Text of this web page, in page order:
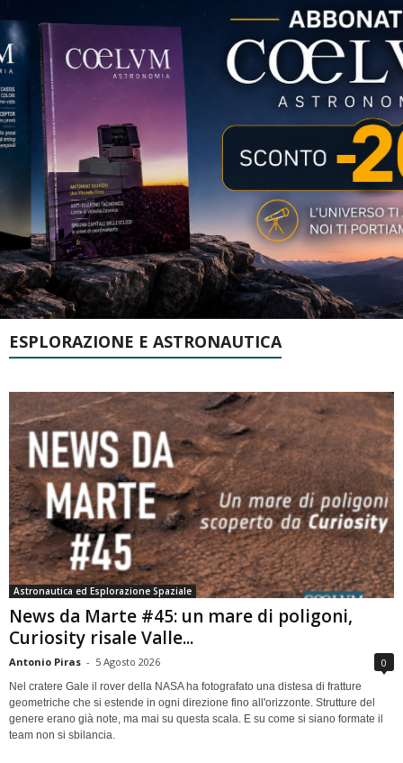
ESPLORAZIONE E ASTRONAUTICA
Astronautica ed Esplorazione Spaziale
News da Marte #45: un mare di poligoni,
Curiosity risale Valle...
Antonio Piras - 5 Agosto 2026 0
Nel cratere Gale il rover della NASA ha fotografato una distesa di fratture
geometriche che si estende in ogni direzione fino all'orizzonte. Strutture del
genere erano già note, ma mai su questa scala. E su come si siano formate il
team non si sbilancia.